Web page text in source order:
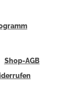
Shop-AGB